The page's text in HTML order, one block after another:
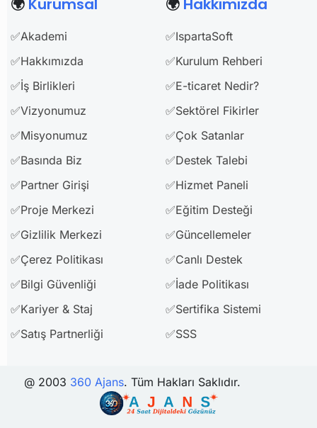
🌍 Kurumsal
✅Akademi
✅Hakkımızda
✅İş Birlikleri
✅Vizyonumuz
✅Misyonumuz
✅Basında Biz
✅Partner Girişi
✅Proje Merkezi
✅Gizlilik Merkezi
✅Çerez Politikası
✅Bilgi Güvenliği
✅Kariyer & Staj
✅Satış Partnerliği
🌍 Hakkımızda
✅IspartaSoft
✅Kurulum Rehberi
✅E-ticaret Nedir?
✅Sektörel Fikirler
✅Çok Satanlar
✅Destek Talebi
✅Hizmet Paneli
✅Eğitim Desteği
✅Güncellemeler
✅Canlı Destek
✅İade Politikası
✅Sertifika Sistemi
✅SSS
@ 2003 360 Ajans. Tüm Hakları Saklıdır.